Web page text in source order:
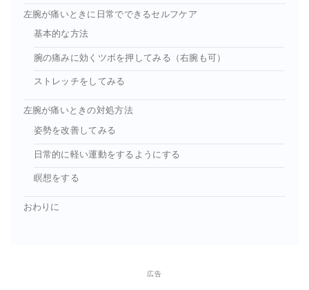
左腕が痛いときに日常でできるセルフケア
基本的な方法
腕の痛みに効くツボを押してみる（右腕も可）
ストレッチをしてみる
左腕が痛いときの対処方法
姿勢を改善してみる
日常的に軽い運動をするようにする
瞑想をする
おわりに
広告